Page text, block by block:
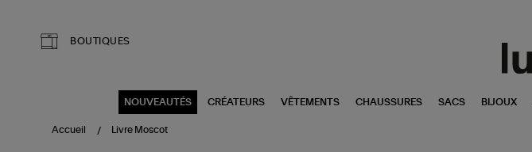
BOUTIQUES
NOUVEAUTÉS CRÉATEURS VÊTEMENTS CHAUSSURES SACS BIJOUX
Accueil Livre Moscot